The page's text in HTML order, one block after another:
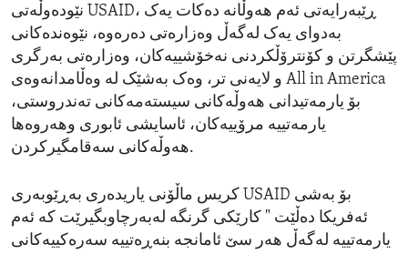
نێودەوڵەتی USAID، ڕێبەرایەتی ئەم هەوڵانە دەکات یەک
بەدوای یەک لەگەڵ وەزارەتی دەرەوە، نێوەندەکانی
پێشگرتن و کۆنترۆڵکردنی نەخۆشییەکان، وەزارەتی بەرگری
و لایەنی تر، وەک بەشێک لە وەڵامدانەوەی All in America
بۆ یارمەتیدانی هەوڵەکانی سیستەمەکانی تەندروستی،
یارمەتییە مرۆییەکان، ئاسایشی ئابوری وهەروەها
هەوڵەکانی سەقامگیرکردن.
کریس ماڵۆنی یاریدەری بەڕێوبەری USAID بۆ بەشی
ئەفریکا دەڵێت " کارێکی گرنگە لەبەرچاوبگیرێت کە ئەم
یارمەتییە لەگەڵ هەر سێ ئامانجە بنەڕەتییە سەرەکییەکانی